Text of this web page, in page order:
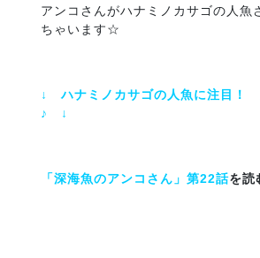
アンコさんがハナミノカサゴの人魚
ちゃいます☆
↓ ハナミノカサゴの人魚に注目！
♪ ↓
「深海魚のアンコさん」第22話を読